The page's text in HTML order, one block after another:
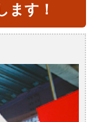
ます！